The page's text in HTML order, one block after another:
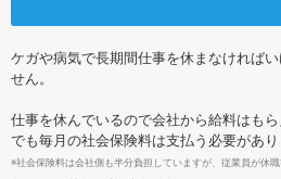
ケガや病気で長期間仕事を休まなければ
せん。
仕事を休んでいるので会社から給料はも
でも毎月の社会保険料は支払う必要があり
※社会保険料は会社側も半分負担していますが、従業員が休